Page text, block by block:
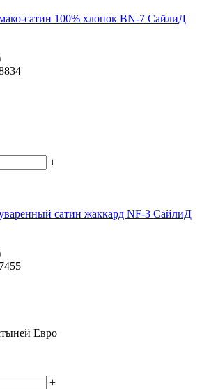
сатин 100% хлопок BN-7 СайлиД
+
сатин жаккард NF-3 СайлиД
Евро
+